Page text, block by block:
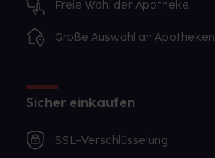
Freie Wahl der Apotheke
Große Auswahl an Apotheken
Sicher einkaufen
SSL-Verschlüsselung